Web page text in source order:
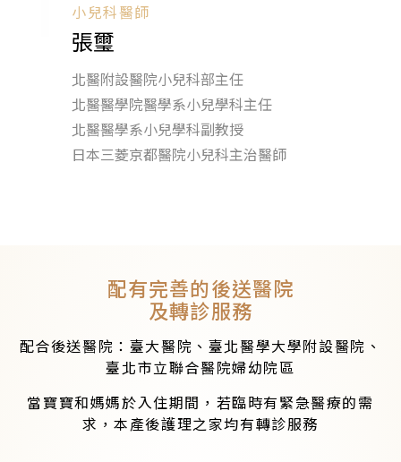
小兒科醫師
張璽
北醫附設醫院小兒科部主任
北醫醫學院醫學系小兒學科主任
北醫醫學系小兒學科副教授
日本三菱京都醫院小兒科主治醫師
配有完善的後送醫院
及轉診服務
配合後送醫院：臺大醫院、臺北醫學大學附設醫院、
臺北市立聯合醫院婦幼院區
當寶寶和媽媽於入住期間，若臨時有緊急醫療的需
求，本產後護理之家均有轉診服務